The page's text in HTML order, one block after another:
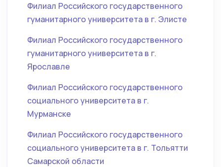
Филиал Российского государственного
гуманитарного университета в г. Элисте
Филиал Российского государственного
гуманитарного университета в г.
Ярославле
Филиал Российского государственного
социального университета в г.
Мурманске
Филиал Российского государственного
социального университета в г. Тольятти
Самарской области